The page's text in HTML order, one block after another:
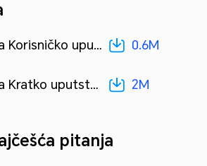
HONOR X6a Korisničko uputstvo-(MagicOS 7.1_01,sr)[ 0.6M ] 0.6M
HONOR X6a Kratko uputstvo-(Magic OS 7.1_01,WDY-LX1,sr)[ 2M ] 2M
pitanja